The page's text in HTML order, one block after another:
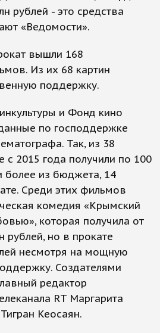
рублей - это средства
«Ведомости».
вышли 168
Из их 68 картин
поддержку.
и Фонд кино
по господдержке
Так, из 38
с 2015 года получили по 100
более из бюджета, 14
Среди этих фильмов
комедия «Крымский
которая получила от
рублей, но в прокате
несмотря на мощную
Создателями
редактор
RT Маргарита
Кеосаян.